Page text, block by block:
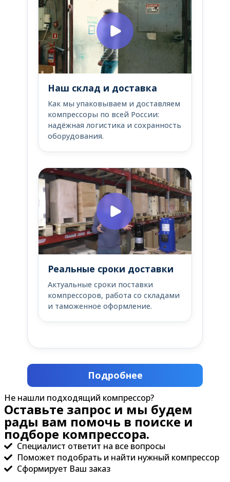
Наш склад и доставка
Как мы упаковываем и доставляем
компрессоры по всей России:
надёжная логистика и сохранность
оборудования.
Реальные сроки доставки
Актуальные сроки поставки
компрессоров, работа со складами
и таможенное оформление.
Подробнее
Не нашли подходящий компрессор?
Оставьте запрос и мы будем
рады вам помочь в поиске и
подборе компрессора.
Специалист ответит на все вопросы
Поможет подобрать и найти нужный компрессор
Сформирует Ваш заказ